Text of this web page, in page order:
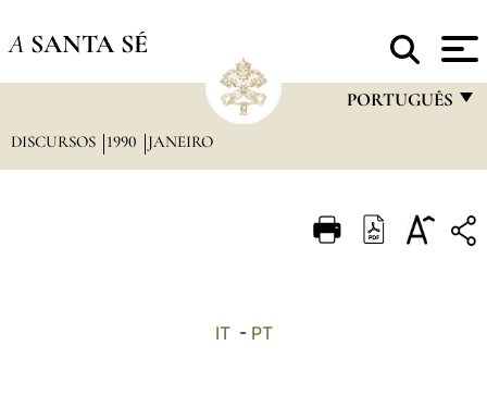
A SANTA SÉ
PORTUGUÊS
ITALIANO
DISCURSOS 1990 JANEIRO
IT- PT